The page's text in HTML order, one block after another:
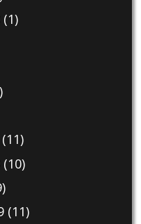
(1)
(10)
(11)